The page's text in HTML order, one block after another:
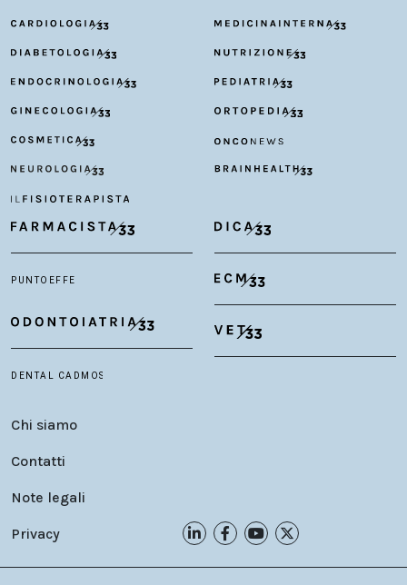
Chi siamo
Contatti
Note legali
Privacy